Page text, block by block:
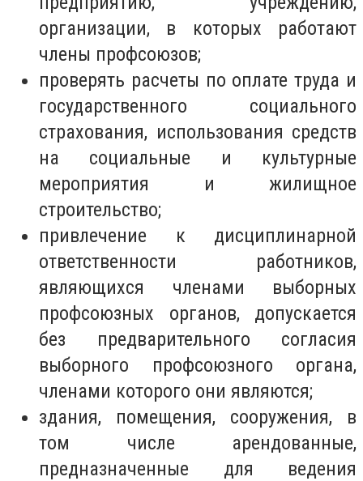
организации, в которых работают
члены профсоюзов;
проверять расчеты по оплате труда и
государственного социального
страхования, использования средств
на социальные и культурные
мероприятия и жилищное
строительство;
привлечение к дисциплинарной
ответственности работников,
являющихся членами выборных
профсоюзных органов, допускается
без предварительного согласия
выборного профсоюзного органа,
членами которого они являются;
здания, помещения, сооружения, в
том числе арендованные,
предназначенные для ведения